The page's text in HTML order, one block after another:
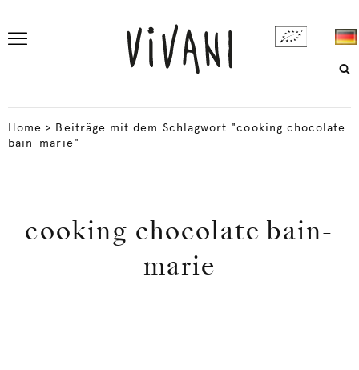
Home > Beiträge mit dem Schlagwort "cooking chocolate
bain-marie"
cooking chocolate bain-
marie